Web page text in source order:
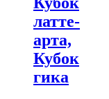
латте-
арта,
Кубок
гика